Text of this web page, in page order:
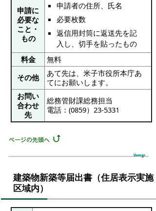
申請に
必要な
こと・
もの
申請者の住所、氏名
必要枚数
返信用封筒に返送先を記
入し、切手を貼ったもの
料金
無料
その他
あて先は、米子市役所本庁あ
てにお願いします。
お問い
合わせ
先
総務管財課総務担当
電話：(0859）23-5331
建築物新築等届出書（住居表示実施
区域内）